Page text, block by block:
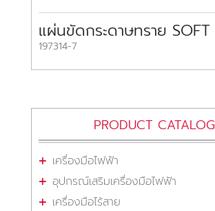
197314-7
PRODUCT CATALOG
เครื่องมือไฟฟ้า
อุปกรณ์เสริมเครื่องมือไฟฟ้า
เครื่องมือไร้สาย